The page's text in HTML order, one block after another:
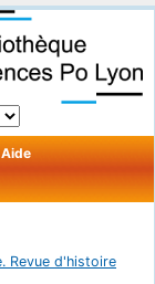
Aide
Revue d'histoire